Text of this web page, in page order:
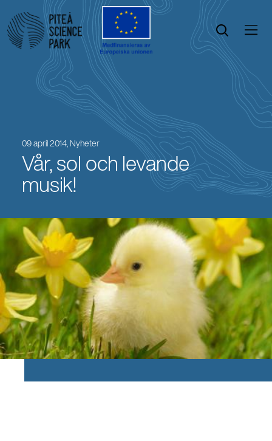
Öppna sök
Öppna menyn
09 april 2014, Nyheter
Vår, sol och levande
musik!